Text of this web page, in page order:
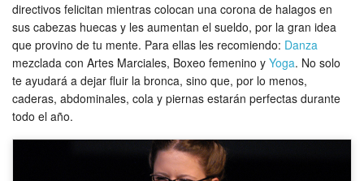
directivos felicitan mientras colocan una corona de halagos en
sus cabezas huecas y les aumentan el sueldo, por la gran idea
que provino de tu mente. Para ellas les recomiendo: Danza
mezclada con Artes Marciales, Boxeo femenino y Yoga. No solo
te ayudará a dejar fluir la bronca, sino que, por lo menos,
caderas, abdominales, cola y piernas estarán perfectas durante
todo el año.